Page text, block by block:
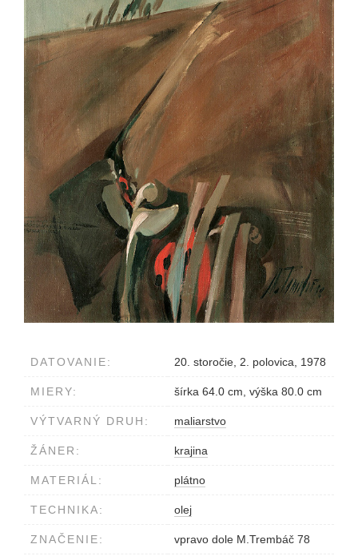
DATOVANIE: 20. storočie, 2. polovica, 1978
MIERY: šírka 64.0 cm, výška 80.0 cm
VÝTVARNÝ DRUH: maliarstvo
ŽÁNER: krajina
MATERIÁL: plátno
TECHNIKA: olej
ZNAČENIE: vpravo dole M.Trembáč 78